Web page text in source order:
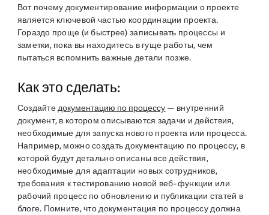
Вот почему документирование информации о проекте
является ключевой частью координации проекта.
Гораздо проще (и быстрее) записывать процессы и
заметки, пока вы находитесь в гуще работы, чем
пытаться вспомнить важные детали позже.
Как это сделать:
Создайте документацию по процессу — внутренний
документ, в котором описываются задачи и действия,
необходимые для запуска нового проекта или процесса.
Например, можно создать документацию по процессу, в
которой будут детально описаны все действия,
необходимые для адаптации новых сотрудников,
требования к тестированию новой веб-функции или
рабочий процесс по обновлению и публикации статей в
блоге. Помните, что документация по процессу должна